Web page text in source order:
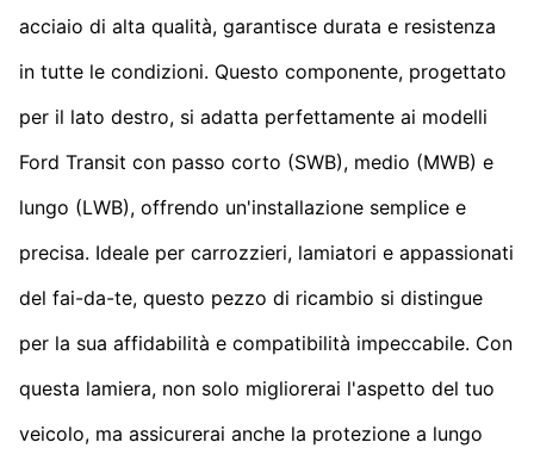
acciaio di alta qualità, garantisce durata e resistenza
in tutte le condizioni. Questo componente, progettato
per il lato destro, si adatta perfettamente ai modelli
Ford Transit con passo corto (SWB), medio (MWB) e
lungo (LWB), offrendo un'installazione semplice e
precisa. Ideale per carrozzieri, lamiatori e appassionati
del fai-da-te, questo pezzo di ricambio si distingue
per la sua affidabilità e compatibilità impeccabile. Con
questa lamiera, non solo migliorerai l'aspetto del tuo
veicolo, ma assicurerai anche la protezione a lungo